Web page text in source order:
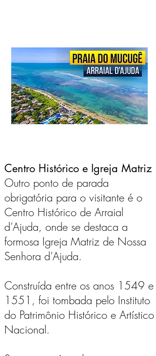
Centro Histórico e Igreja Matriz
Outro ponto de parada
obrigatória para o visitante é o
Centro Histórico de Arraial
d’Ajuda, onde se destaca a
formosa Igreja Matriz de Nossa
Senhora d’Ajuda.
Construída entre os anos 1549 e
1551, foi tombada pelo Instituto
do Patrimônio Histórico e Artístico
Nacional.